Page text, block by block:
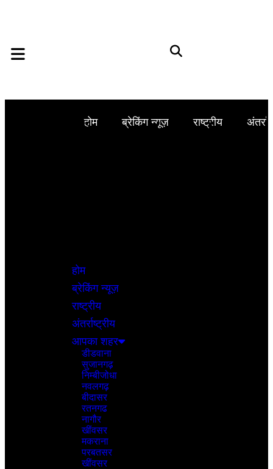
होम ब्रेकिंग न्यूज़ राष्ट्रीय
होम
ब्रेकिंग न्यूज़
राष्ट्रीय
अंतर्राष्ट्रीय
आपका शहर
डीडवाना
सुजानगढ़
निम्बीजोधा
नवलगढ़
बीदासर
रतनगढ
नागौर
खींवसर
मकराना
परबतसर
खींवसर